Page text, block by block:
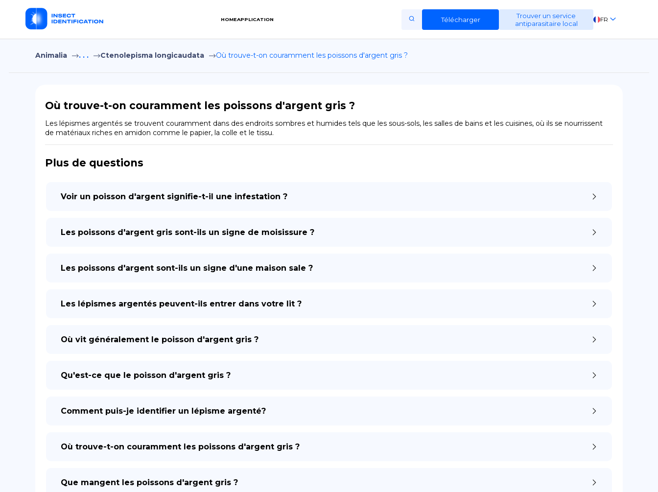
HOMEAPPLICATION Télécharger
Trouver un service
antiparasitaire local
FR
EN
Home
Terms of Use
Privacy Policy
FR
Animalia . . . Ctenolepisma longicaudata Où trouve-t-on couramment les poissons d'argent gris ?
Où trouve-t-on couramment les poissons d'argent gris ?
Les lépismes argentés se trouvent couramment dans des endroits sombres et humides tels que les sous-sols, les salles de bains et les cuisines, où ils se nourrissent
de matériaux riches en amidon comme le papier, la colle et le tissu.
Plus de questions
Voir un poisson d'argent signifie-t-il une infestation ?
Les poissons d'argent gris sont-ils un signe de moisissure ?
Les poissons d'argent sont-ils un signe d'une maison sale ?
Les lépismes argentés peuvent-ils entrer dans votre lit ?
Où vit généralement le poisson d'argent gris ?
Qu'est-ce que le poisson d'argent gris ?
Comment puis-je identifier un lépisme argenté?
Où trouve-t-on couramment les poissons d'argent gris ?
Que mangent les poissons d'argent gris ?